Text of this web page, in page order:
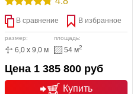
В сравнение В избранное
размер:
6,0 x 9,0 м
площадь:
54 м2
Купить
Цена 1 385 800 руб